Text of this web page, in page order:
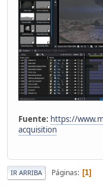
Fuente: https://
acquisition
IR ARRIBA Páginas 1